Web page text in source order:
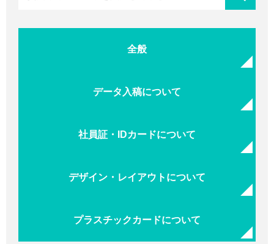
全般
データ入稿について
社員証・IDカードについて
デザイン・レイアウトについて
プラスチックカードについて